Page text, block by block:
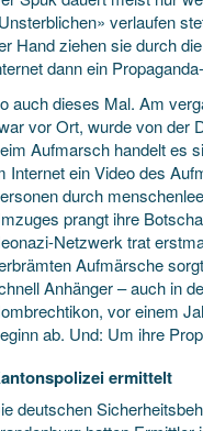
verlaufen
Hand ziehen sie durch
dann ein
auch dieses Mal. Am
vor Ort, wurde von der
Aufmarsch handelt es
Internet ein Video des
durch
prangt ihre
Netzwerk trat
Aufmärsche
Anhänger – auch in
vor einem
ab. Und: Um ihre
ermittelt
deutschen